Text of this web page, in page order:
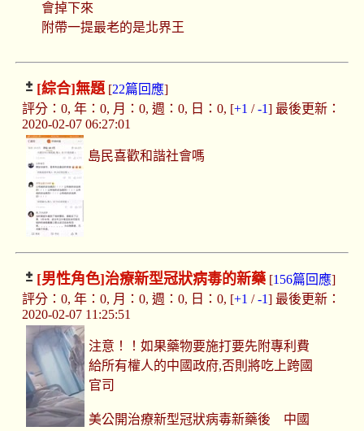
會掉下來
附帶一提最老的是北界王
[綜合]無題[22篇回應]
評分：0, 年：0, 月：0, 週：0, 日：0, [+1 /-1] 最後更新：
2020-02-07 06:27:01
島民喜歡和諧社會嗎
[男性角色]治療新型冠狀病毒的新藥[156篇回應]
評分：0, 年：0, 月：0, 週：0, 日：0, [+1 /-1] 最後更新：
2020-02-07 11:25:51
注意！！如果藥物要施打要先附專利費
給所有權人的中國政府,否則將吃上跨國
官司
美公開治療新型冠狀病毒新藥後 中國